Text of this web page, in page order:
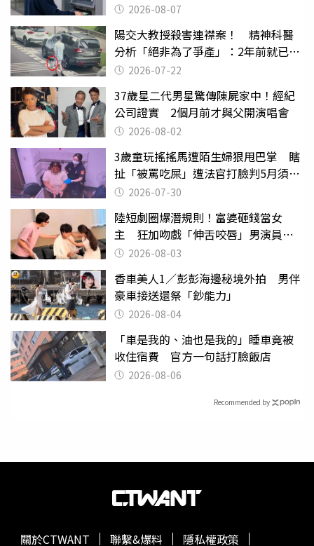
2026-08-07
陽交大教授殺害連襟案！ 精神科醫
分析「絕非為了爭產」：2年前就已言
行詭異
2026-07-22
37歲星二代男星驚傳陳屍家中！經紀
公司證實 2個月前才與父開演唱會
2026-08-02
3歲童玩搖搖馬遭陌生婦狠甩巴掌 瞎
扯「被罵吃屎」遭法官打臉判5月須入
監 2026-07-30
陸短劇圈爆潛規則！富婆砸錢當女
主 狂加吻戲「伸舌咬唇」男演員崩
潰 2026-08-03
香車美人1／彭彭海邊秘境外拍 男伴
豪車接送還祭「鈔能力」
2026-08-04
「車是我的、油也是我的」睡車竟被
收住宿費 官方一句話打臉飯店
2026-08-06
Recommended by
關於CTWANT 聯繫&爆料 隱私權政策